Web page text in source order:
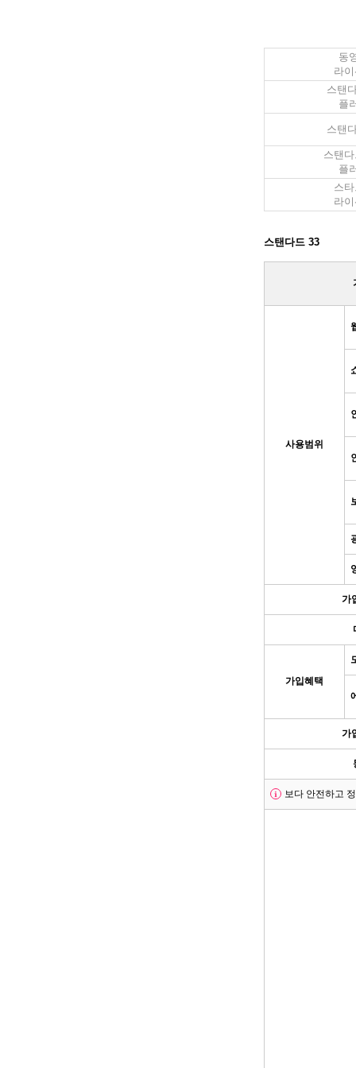
동
라
스탠
플
스탠
스탠
플
스
라
스탠다드 33
사용범위
가
가입혜택
가
보다 안전하고